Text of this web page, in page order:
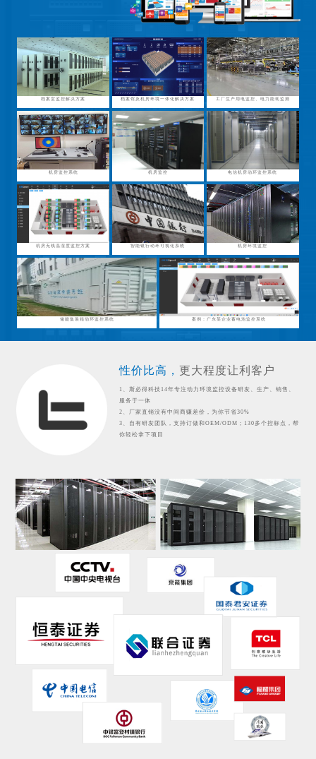
档案室监控解决方案 档案馆及机房环境一体化解决方案 工厂生产用电监控、电力能耗监测
机房监控系统 机房监控 电信机房动环监控系统
机房无线温湿度监控方案 智能银行动环可视化系统 机房环境监控
储能集装箱动环监控系统 案例：广东某企业蓄电池监控系统
性价比高， 更大程度让利客户
1、斯必得科技14年专注动力环境监控设备研发、生产、销售、
服务于一体
2、厂家直销没有中间商赚差价，为你节省30%
3、自有研发团队，支持订做和OEM/ODM；130多个控标点，帮
你轻松拿下项目